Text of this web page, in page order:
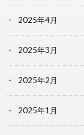
2025年4月
2025年3月
2025年2月
2025年1月